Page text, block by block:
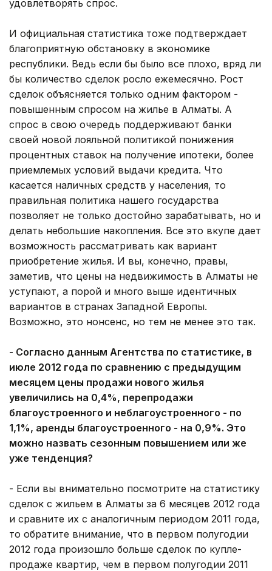
удовлетворять спрос.
И официальная статистика тоже подтверждает
благоприятную обстановку в экономике
республики. Ведь если бы было все плохо, вряд ли
бы количество сделок росло ежемесячно. Рост
сделок объясняется только одним фактором -
повышенным спросом на жилье в Алматы. А
спрос в свою очередь поддерживают банки
своей новой лояльной политикой понижения
процентных ставок на получение ипотеки, более
приемлемых условий выдачи кредита. Что
касается наличных средств у населения, то
правильная политика нашего государства
позволяет не только достойно зарабатывать, но и
делать небольшие накопления. Все это вкупе дает
возможность рассматривать как вариант
приобретение жилья. И вы, конечно, правы,
заметив, что цены на недвижимость в Алматы не
уступают, а порой и много выше идентичных
вариантов в странах Западной Европы.
Возможно, это нонсенс, но тем не менее это так.
- Согласно данным Агентства по статистике, в
июле 2012 года по сравнению с предыдущим
месяцем цены продажи нового жилья
увеличились на 0,4%, перепродажи
благоустроенного и неблагоустроенного - по
1,1%, аренды благоустроенного - на 0,9%. Это
можно назвать сезонным повышением или же
уже тенденция?
- Если вы внимательно посмотрите на статистику
сделок с жильем в Алматы за 6 месяцев 2012 года
и сравните их с аналогичным периодом 2011 года,
то обратите внимание, что в первом полугодии
2012 года произошло больше сделок по купле-
продаже квартир, чем в первом полугодии 2011